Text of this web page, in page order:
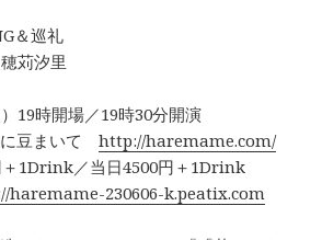
＆巡礼
苅汐里
19時開場／19時30分開演
に豆まいてhttp://haremame.com/
＋1Drink／当日4500円＋1Drink
haremame-230606-k.peatix.com